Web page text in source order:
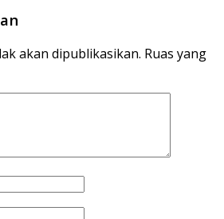
akan dipublikasikan. Ruas yang